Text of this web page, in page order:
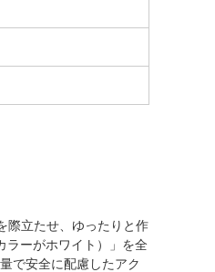
際立たせ、ゆったりと作
ラーがホワイト）」を全
で安全に配慮したアク